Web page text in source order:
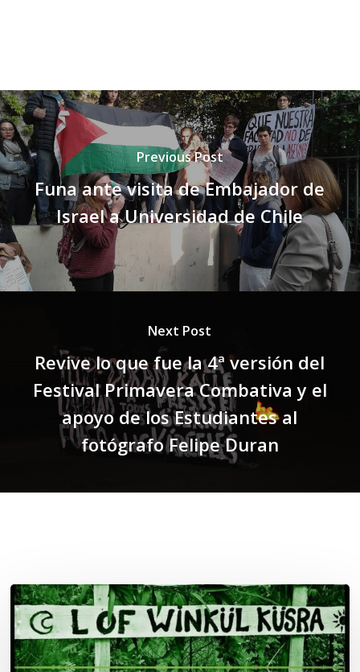
Previous Post
Funa ante visita de Embajador de
Israel a Universidad de Chile
Next Post
Revive lo que fue la 4ª versión del
Festival Primavera Combativa y el
apoyo de los Estudiantes al
fotógrafo Felipe Duran
Lof
Winkül
Küsra